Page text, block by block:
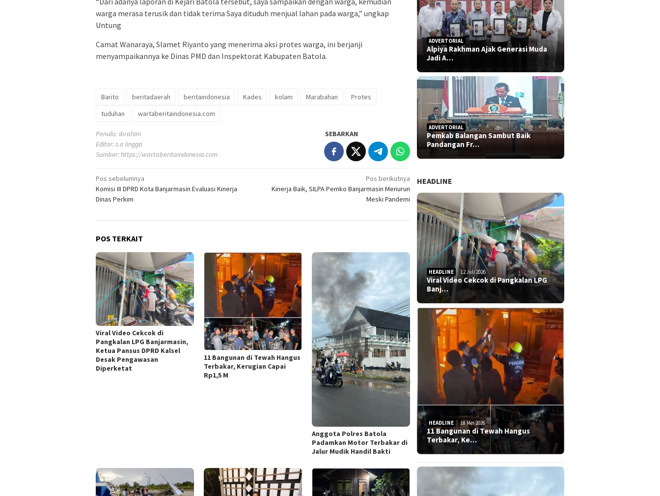
warga merasa terusik dan tidak terima Saya dituduh menjual lahan pada warga,” ungkap
Untung
Camat Wanaraya, Slamet Riyanto yang menerima aksi protes warga, ini berjanji
menyampaikannya ke Dinas PMD dan Inspektorat Kabupaten Batola.
Barito beritadaerah beritaindonesia Kades kolam Marabahan
Protes
tuduhan
wartaberitaindonesia.com
Penulis: ibrahim
Editor: s.a lingga
Sumber:https://wartaberitaindonesia.com
SEBARKAN
Navigasi
pos
Pos sebelumnya
Komisi III DPRD Kota Banjarmasin Evaluasi Kinerja
Dinas Perkim
Pos berikutnya
Kinerja Baik, SILPA Pemko Banjarmasin Menurun
Meski Pandemi
POS TERKAIT
Viral Video Cekcok di
Pangkalan LPG Banjarmasin,
Ketua Pansus DPRD Kalsel
Desak Pengawasan
Diperketat
11 Bangunan di Tewah Hangus
Terbakar, Kerugian Capai
Rp1,5 M
Anggota Polres Batola
Padamkan Motor Terbakar di
Jalur Mudik Handil Bakti
ADVERTORIAL
Alpiya Rakhman Ajak Generasi Muda
Jadi A…
ADVERTORIAL
Pemkab Balangan Sambut Baik
Pandangan Fr…
HEADLINE
HEADLINE 12 Juli 2026
Viral Video Cekcok di Pangkalan LPG
Banj…
HEADLINE 18 Mei 2026
11 Bangunan di Tewah Hangus
Terbakar, Ke…